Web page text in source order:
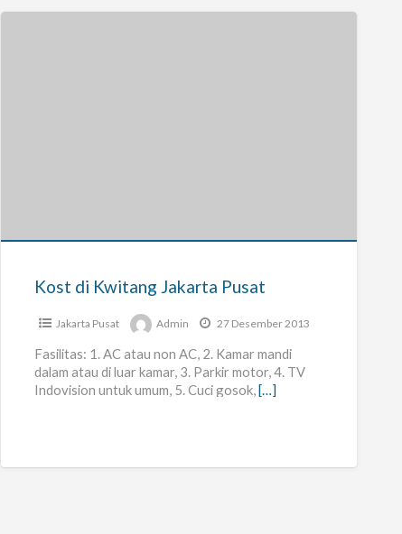
Kost di Kwitang Jakarta Pusat
Jakarta Pusat Admin 27 Desember 2013
Fasilitas: 1. AC atau non AC, 2. Kamar mandi
dalam atau di luar kamar, 3. Parkir motor, 4. TV
Indovision untuk umum, 5. Cuci gosok, […]